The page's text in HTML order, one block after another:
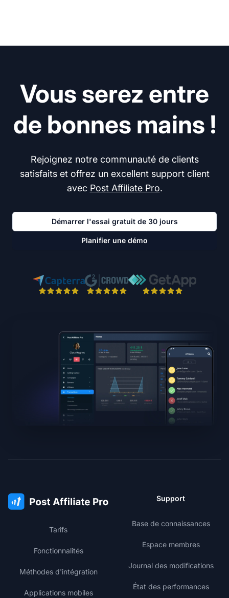
Vous serez entre
de bonnes mains !
Rejoignez notre communauté de clients
satisfaits et offrez un excellent support client
avec Post Affiliate Pro.
Démarrer l'essai gratuit de 30 jours
Planifier une démo
Tarifs
Fonctionnalités
Méthodes d'intégration
Applications mobiles
Support
Base de connaissances
Espace membres
Journal des modifications
État des performances